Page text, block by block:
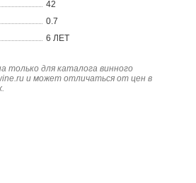
42
0.7
6 ЛЕТ
только для каталога винного
и может отличаться от цен в